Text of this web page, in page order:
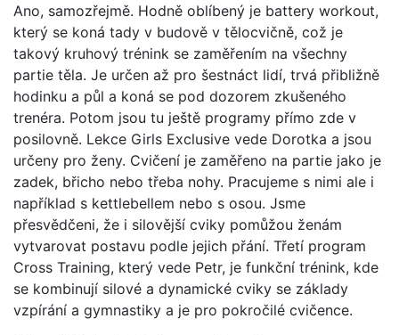
Ano, samozřejmě. Hodně oblíbený je battery workout,
který se koná tady v budově v tělocvičně, což je
takový kruhový trénink se zaměřením na všechny
partie těla. Je určen až pro šestnáct lidí, trvá přibližně
hodinku a půl a koná se pod dozorem zkušeného
trenéra. Potom jsou tu ještě programy přímo zde v
posilovně. Lekce Girls Exclusive vede Dorotka a jsou
určeny pro ženy. Cvičení je zaměřeno na partie jako je
zadek, břicho nebo třeba nohy. Pracujeme s nimi ale i
například s kettlebellem nebo s osou. Jsme
přesvědčeni, že i silovější cviky pomůžou ženám
vytvarovat postavu podle jejich přání. Třetí program
Cross Training, který vede Petr, je funkční trénink, kde
se kombinují silové a dynamické cviky se základy
vzpírání a gymnastiky a je pro pokročilé cvičence.